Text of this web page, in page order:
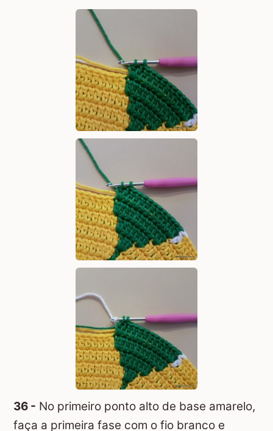
36 - No primeiro ponto alto de base amarelo,
faça a primeira fase com o fio branco e